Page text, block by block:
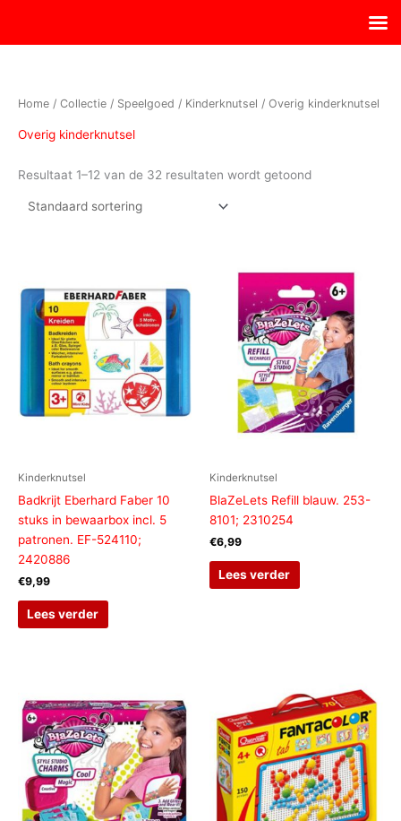
de
Home / Collectie / Speelgoed / Kinderknutsel / Overig kinderknutsel
Overig kinderknutsel
Resultaat 1–12 van de 32 resultaten wordt getoond
Kinderknutsel
Badkrijt Eberhard Faber 10
stuks in bewaarbox incl. 5
patronen. EF-524110;
2420886
€9,99
Lees verder
Kinderknutsel
BlaZeLets Refill blauw. 253-
8101; 2310254
€6,99
Lees verder